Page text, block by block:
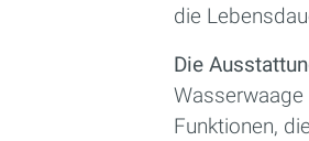
die
Die
Funktionen,